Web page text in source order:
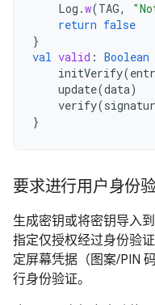
Log .w(TAG,
return false
}
val valid : Boolean
initVerify(
update(data)
verify(
}
要求进行用户身份
生成密钥或将密钥导入到
指定仅授权经过身份验
定屏幕凭据（图案/PIN
行身份验证。